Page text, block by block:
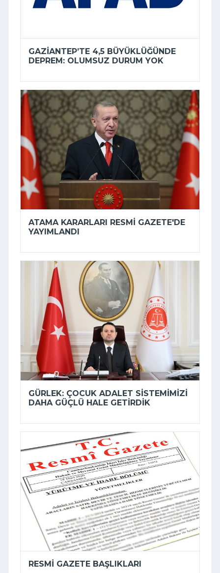
GAZIANTEP’TE 4,5 BÜYÜKLÜĞÜNDE
DEPREM: OLUMSUZ DURUM YOK
ATAMA KARARLARI RESMI GAZETE'DE
YAYIMLANDI
GÜRLEK: ÇOCUK ADALET SISTEMIMIZI
DAHA GÜÇLÜ HALE GETIRDIK
RESMI GAZETE BAŞLIKLARI